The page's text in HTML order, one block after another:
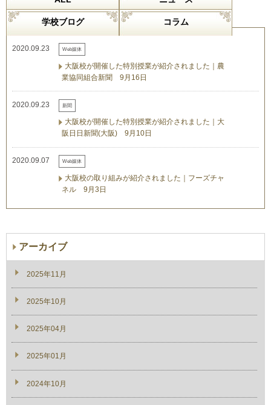
学校ブログ コラム
2020.09.23 Web媒体
大阪校が開催した特別授業が紹介されました｜農
業協同組合新聞 9月16日
2020.09.23 新聞
大阪校が開催した特別授業が紹介されました｜大
阪日日新聞(大阪) 9月10日
2020.09.07 Web媒体
大阪校の取り組みが紹介されました｜フーズチャ
ネル 9月3日
アーカイブ
2025年11月
2025年10月
2025年04月
2025年01月
2024年10月